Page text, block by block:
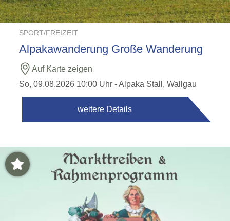
SPORT/FREIZEIT
Alpakawanderung Große Wanderung
Auf Karte zeigen
So, 09.08.2026 10:00 Uhr - Alpaka Stall, Wallgau
weitere Details
Highlight